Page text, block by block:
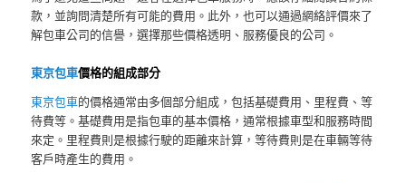
款，並詢問清楚所有可能的費用。此外，也可以通過網絡評價來了
解包車公司的信譽，選擇那些價格透明、服務優良的公司。
東京包車價格的組成部分
東京包車的價格通常由多個部分組成，包括基礎費用、里程費、等
待費等。基礎費用是指包車的基本價格，通常根據車型和服務時間
來定。里程費則是根據行駛的距離來計算，等待費則是在車輛等待
客戶時產生的費用。